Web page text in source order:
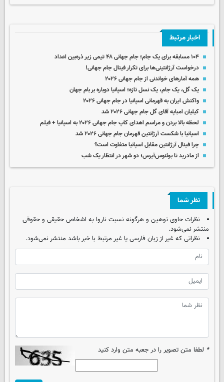
اخبار مرتبط
۱۰۴ مسابقه برای یک جام؛ جام جهانی ۴۸ تیمی زیر ذره‌بین اعداد
درخواست آرژانتینی‌ها برای تکرار فینال جام جهانی!
همه آمارهای خواندنی از جام جهانی ۲۰۲۶
یک گل، یک جام، یک نسل تازه؛ اسپانیا دوباره بر بام جهان
واکنش ایران به قهرمانی اسپانیا در جام جهانی ۲۰۲۶
کیلیان امباپه آقای گل جام جهانی ۲۰۲۶ شد
لحظه بالا بردن و مراسم اهدای کاپ جام جهانی ۲۰۲۶ به اسپانیا + فیلم
اسپانیا با شکست آرژانتین قهرمان جام جهانی ۲۰۲۶ شد
چرا فینال آرژانتین مقابل اسپانیا متفاوت است؟
از مادرید تا بوئنوس‌آیرس؛ دو شهر در انتظار یک شب
نظر شما
نظرات حاوی توهین و هرگونه نسبت ناروا به اشخاص حقیقی و حقوقی
منتشر نمی‌شود.
نظراتی که غیر از زبان فارسی یا غیر مرتبط با خبر باشد منتشر نمی‌شود.
* لطفا متن تصویر را در جعبه متن وارد کنید